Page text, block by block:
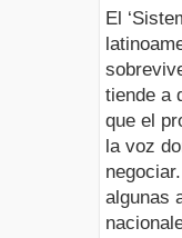
El
tiende a
que el
la voz
algunas